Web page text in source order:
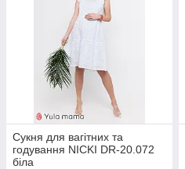
Сукня для вагітних та
годування NICKI DR-20.072
біла